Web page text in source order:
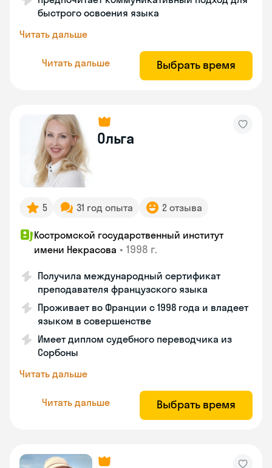
быстрого освоения языка
Читать дальше
Читать дальше Выбрать время
Ольга
5 31 год опыта 2 отзыва
Костромской государственный институт
имени Некрасова • 1998 г.
Получила международный сертификат
преподавателя французского языка
Проживает во Франции с 1998 года и владеет
языком в совершенстве
Имеет диплом судебного переводчика из
Сорбоны
Читать дальше
Читать дальше Выбрать время